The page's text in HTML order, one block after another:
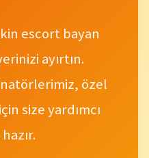
escort bayan
ayırtın.
özel
size yardımcı